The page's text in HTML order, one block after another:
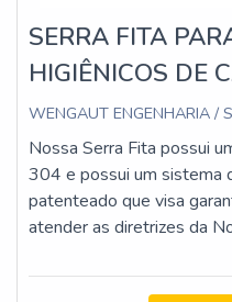
SERRA FITA
HIGIÊNICOS DE
WENGAUT ENGENHARIA /
Nossa Serra Fita possui
304 e possui um sistema
patenteado que visa
atender as diretrizes da